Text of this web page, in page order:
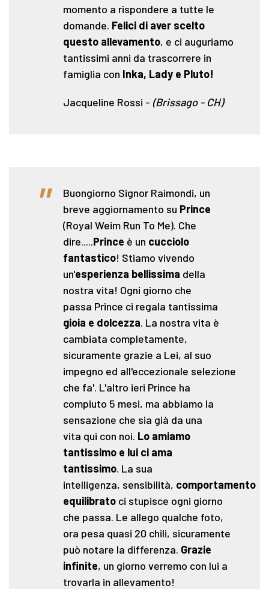
momento a rispondere a tutte le
domande. Felici di aver scelto
questo allevamento, e ci auguriamo
tantissimi anni da trascorrere in
famiglia con Inka, Lady e Pluto!
Jacqueline Rossi - (Brissago - CH)
"
Buongiorno Signor Raimondi, un
breve aggiornamento su Prince
(Royal Weim Run To Me). Che
dire.....Prince è un cucciolo
fantastico! Stiamo vivendo
un'esperienza bellissima della
nostra vita! Ogni giorno che
passa Prince ci regala tantissima
gioia e dolcezza. La nostra vita è
cambiata completamente,
sicuramente grazie a Lei, al suo
impegno ed all'eccezionale selezione
che fa'. L'altro ieri Prince ha
compiuto 5 mesi, ma abbiamo la
sensazione che sia già da una
vita qui con noi. Lo amiamo
tantissimo e lui ci ama
tantissimo. La sua
intelligenza, sensibilità, comportamento
equilibrato ci stupisce ogni giorno
che passa. Le allego qualche foto,
ora pesa quasi 20 chili, sicuramente
può notare la differenza. Grazie
infinite, un giorno verremo con lui a
trovarla in allevamento!